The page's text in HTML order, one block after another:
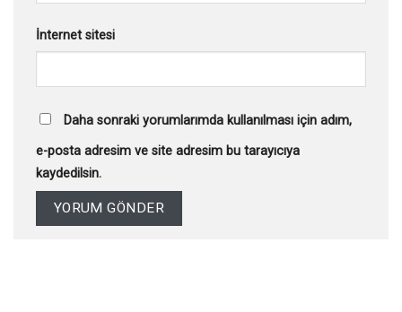
İnternet sitesi
Daha sonraki yorumlarımda kullanılması için adım,
e-posta adresim ve site adresim bu tarayıcıya
kaydedilsin.